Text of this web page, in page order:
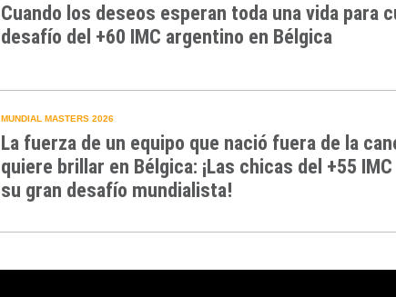
Cuando los deseos esperan toda una vida para
desafío del +60 IMC argentino en Bélgica
MUNDIAL MASTERS 2026
La fuerza de un equipo que nació fuera de la
quiere brillar en Bélgica: ¡Las chicas del +55
su gran desafío mundialista!